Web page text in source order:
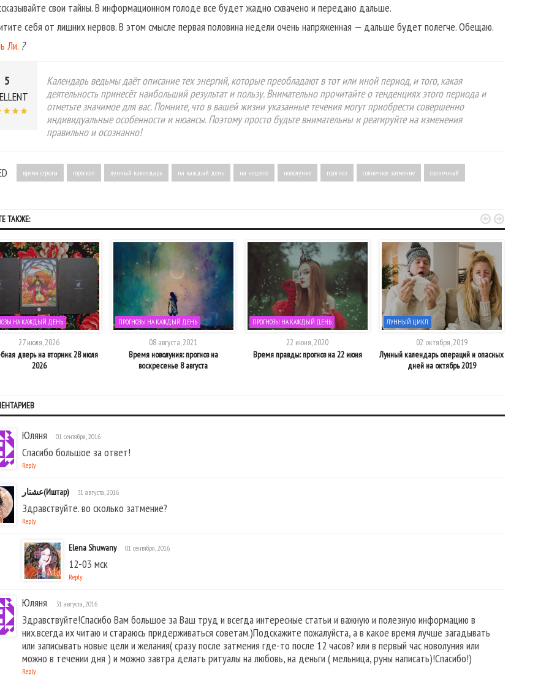
свои тайны. В информационном голоде все будет жадно схвачено и передано дальше.
себя от лишних нервов. В этом смысле первая половина недели очень напряженная — дальше будет полегче. Обещаю.
Ли. ?
5
Календарь ведьмы даёт описание тех энергий, которые преобладают в тот или иной период, и того, какая
деятельность принесёт наибольший результат и пользу. Внимательно прочитайте о тенденциях этого периода и
отметьте значимое для вас. Помните, что в вашей жизни указанные течения могут приобрести совершенно
индивидуальные особенности и нюансы. Поэтому просто будьте внимательны и реагируйте на изменения
правильно и осознанно!
время стрелы гороскоп лунный календарь на каждый день на неделю новолуние прогноз солнечное затмение солнечный
ТАКЖЕ:
НА КАЖДЫЙ ДЕНЬ
27 июля, 2026
дверь на вторник 28 июля
2026
ПРОГНОЗЫ НА КАЖДЫЙ ДЕНЬ
08 августа, 2021
Время новолуния: прогноз на
воскресенье 8 августа
ПРОГНОЗЫ НА КАЖДЫЙ ДЕНЬ
22 июня, 2020
Время правды: прогноз на 22 июня
ЛУННЫЙ ЦИКЛ
02 октября, 2019
Лунный календарь операций и опасных
дней на октябрь 2019
 
Юляня 01 сентября, 2016
Спасибо большое за ответ!
Reply
عشتار‎‎(Иштар) 31 августа, 2016
Здравствуйте. во сколько затмение?
Reply
Elena Shuwany 01 сентября, 2016
12-03 мск
Reply
Юляня 31 августа, 2016
Здравствуйте!Спасибо Вам большое за Ваш труд и всегда интересные статьи и важную и полезную информацию в
них.всегда их читаю и стараюсь придерживаться советам.)Подскажите пожалуйста, а в какое время лучше загадывать
или записывать новые цели и желания( сразу после затмения где-то после 12 часов? или в первый час новолуния или
можно в течении дня ) и можно завтра делать ритуалы на любовь, на деньги ( мельница, руны написать)!Спасибо!)
Reply